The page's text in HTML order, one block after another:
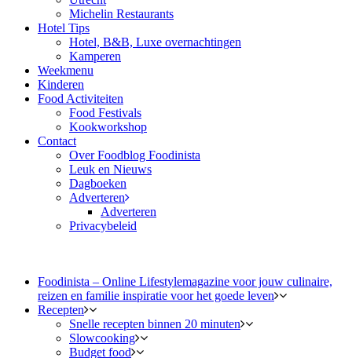
Michelin Restaurants
Hotel Tips
Hotel, B&B, Luxe overnachtingen
Kamperen
Weekmenu
Kinderen
Food Activiteiten
Food Festivals
Kookworkshop
Contact
Over Foodblog Foodinista
Leuk en Nieuws
Dagboeken
Adverteren
Adverteren
Privacybeleid
Foodinista – Online Lifestylemagazine voor jouw culinaire,
reizen en familie inspiratie voor het goede leven
Recepten
Snelle recepten binnen 20 minuten
Slowcooking
Budget food